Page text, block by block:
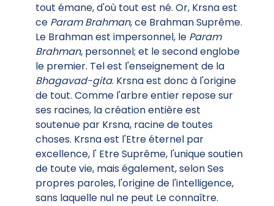
tout émane, d'où tout est né. Or, Krsna est
ce Param Brahman, ce Brahman Suprême.
Le Brahman est impersonnel, le Param
Brahman, personnel; et le second englobe
le premier. Tel est l'enseignement de la
Bhagavad-gita. Krsna est donc à l'origine
de tout. Comme l'arbre entier repose sur
ses racines, la création entière est
soutenue par Krsna, racine de toutes
choses. Krsna est l'Etre éternel par
excellence, l' Etre Suprême, l'unique soutien
de toute vie, mais également, selon Ses
propres paroles, l'origine de l'intelligence,
sans laquelle nul ne peut Le connaître.